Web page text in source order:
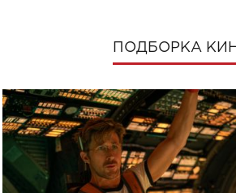
ПОДБОРКА